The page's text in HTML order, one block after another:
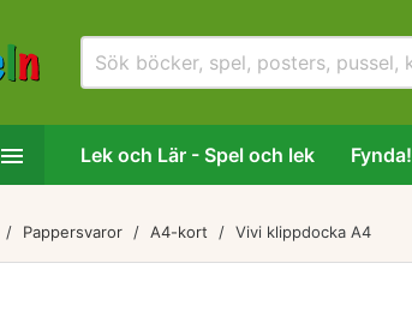
 Lek och Lär - Spel och lek Fynda!
Pappersvaror A4-kort Vivi klippdocka A4